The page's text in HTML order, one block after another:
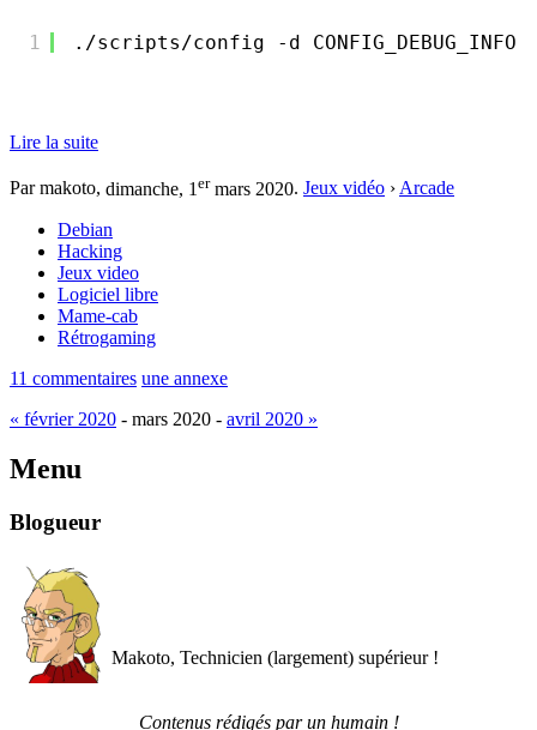
1 . /scripts/config -d CONFIG_DEBUG_INFO
Lire la suite
Par makoto, dimanche, 1 ermars 2020. Jeux vidéo ›Arcade
Debian
Hacking
Jeux video
Logiciel libre
Mame-cab
Rétrogaming
11 commentaires une annexe
« février 2020 - mars 2020 - avril 2020 »
Menu
Blogueur
Makoto, Technicien (largement) supérieur !
Contenus rédigés par un humain !